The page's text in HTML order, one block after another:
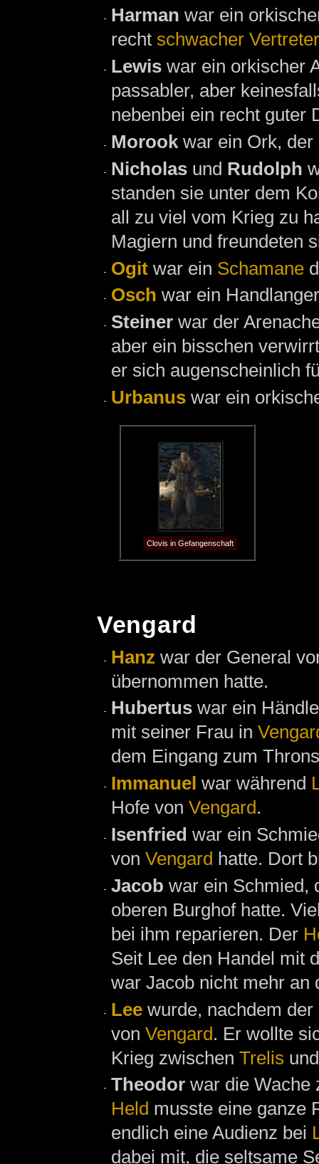
Harman war ein
recht schwacher
Lewis war ein orkischer
passabler, aber
nebenbei ein recht guter
Morook war ein Ork,
Nicholas und Rudolph
standen sie unter dem
all zu viel vom Krieg zu
Magiern und freundeten
Ogit war ein Schamane
Osch war ein
Steiner war der
aber ein bisschen
er sich augenscheinlich
Urbanus war ein
Clovis in Gefangenschaft
Vengard
Hanz war der General
übernommen hatte.
Hubertus war ein
mit seiner Frau in
dem Eingang zum
Immanuel war während
Hofe von Vengard.
Isenfried war ein
von Vengard hatte. Dort
Jacob war ein Schmied,
oberen Burghof hatte.
bei ihm reparieren. Der
Seit Lee den Handel mit
war Jacob nicht mehr an
Lee wurde, nachdem der
von Vengard. Er wollte
Krieg zwischen Trelis
Theodor war die Wache
Held musste eine ganze
endlich eine Audienz bei
dabei mit, die seltsame